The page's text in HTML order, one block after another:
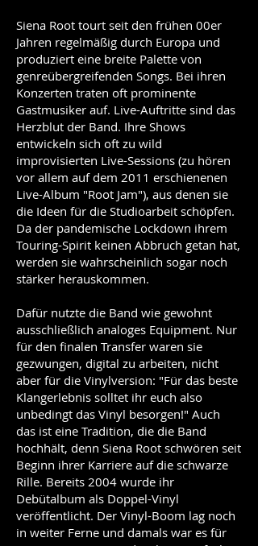
Siena Root tourt seit den frühen 00er
Jahren regelmäßig durch Europa und
produziert eine breite Palette von
genreübergreifenden Songs. Bei ihren
Konzerten traten oft prominente
Gastmusiker auf. Live-Auftritte sind das
Herzblut der Band. Ihre Shows
entwickeln sich oft zu wild
improvisierten Live-Sessions (zu hören
vor allem auf dem 2011 erschienenen
Live-Album "Root Jam"), aus denen sie
die Ideen für die Studioarbeit schöpfen.
Da der pandemische Lockdown ihrem
Touring-Spirit keinen Abbruch getan hat,
werden sie wahrscheinlich sogar noch
stärker herauskommen.
Dafür nutzte die Band wie gewohnt
ausschließlich analoges Equipment. Nur
für den finalen Transfer waren sie
gezwungen, digital zu arbeiten, nicht
aber für die Vinylversion: "Für das beste
Klangerlebnis solltet ihr euch also
unbedingt das Vinyl besorgen!" Auch
das ist eine Tradition, die die Band
hochhält, denn Siena Root schwören seit
Beginn ihrer Karriere auf die schwarze
Rille. Bereits 2004 wurde ihr
Debütalbum als Doppel-Vinyl
veröffentlicht. Der Vinyl-Boom lag noch
in weiter Ferne und damals war es für